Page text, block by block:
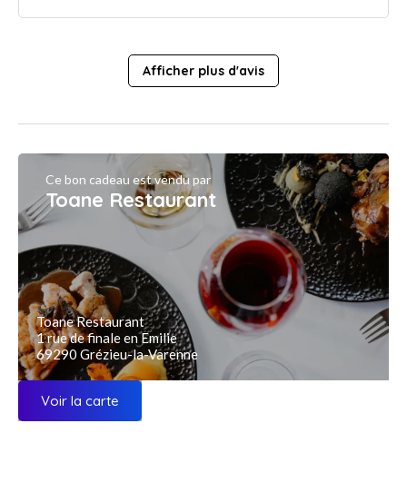
Afficher plus d'avis
Ce bon cadeau est vendu par
Toane Restaurant
Toane Restaurant
1 rue de finale en Emilie
69290 Grézieu-la-Varenne
Voir la carte